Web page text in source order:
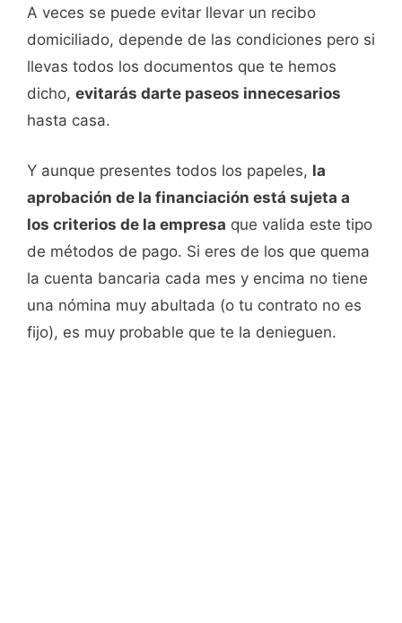
A veces se puede evitar llevar un recibo
domiciliado, depende de las condiciones pero si
llevas todos los documentos que te hemos
dicho, evitarás darte paseos innecesarios
hasta casa.
Y aunque presentes todos los papeles, la
aprobación de la financiación está sujeta a
los criterios de la empresa que valida este tipo
de métodos de pago. Si eres de los que quema
la cuenta bancaria cada mes y encima no tiene
una nómina muy abultada (o tu contrato no es
fijo), es muy probable que te la denieguen.